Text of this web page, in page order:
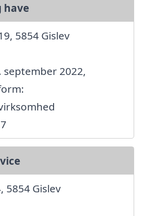
have
5854 Gislev
2022,
5854 Gislev